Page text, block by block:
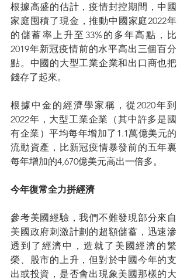
根據高盛的估計，疫情封控期間，中國
家庭囤積了現金，推動中國家庭2022年
的儲蓄率上升至33%的多年高點，比
2019年新冠疫情前的水平高出三個百分
點。中國的大型工業企業和出口商也把
錢存了起來。
根據中金的經濟學家稱，從2020年到
2022年，大型工業企業（其中許多是國
有企業）平均每年增加了1.1萬億美元的
流動資產，比新冠疫情暴發前的五年裏
每年增加的4,670億美元高出一倍多。
今年復常全力拼經濟
參考美國經驗，我們不難發現部分來自
美國政府刺激計劃的超額儲蓄，迅速滲
透到了經濟中，造就了美國經濟的繁
榮、股市的上升，但對於中國今年的支
出或投資，是否會出現象美國那樣的大